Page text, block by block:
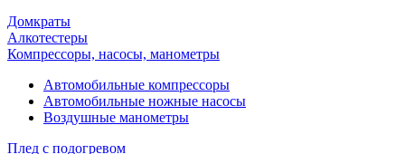
Домкраты
Алкотестеры
Компрессоры, насосы, манометры
Автомобильные компрессоры
Автомобильные ножные насосы
Воздушные манометры
Плед с подогревом